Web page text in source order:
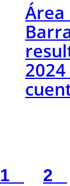
1
2